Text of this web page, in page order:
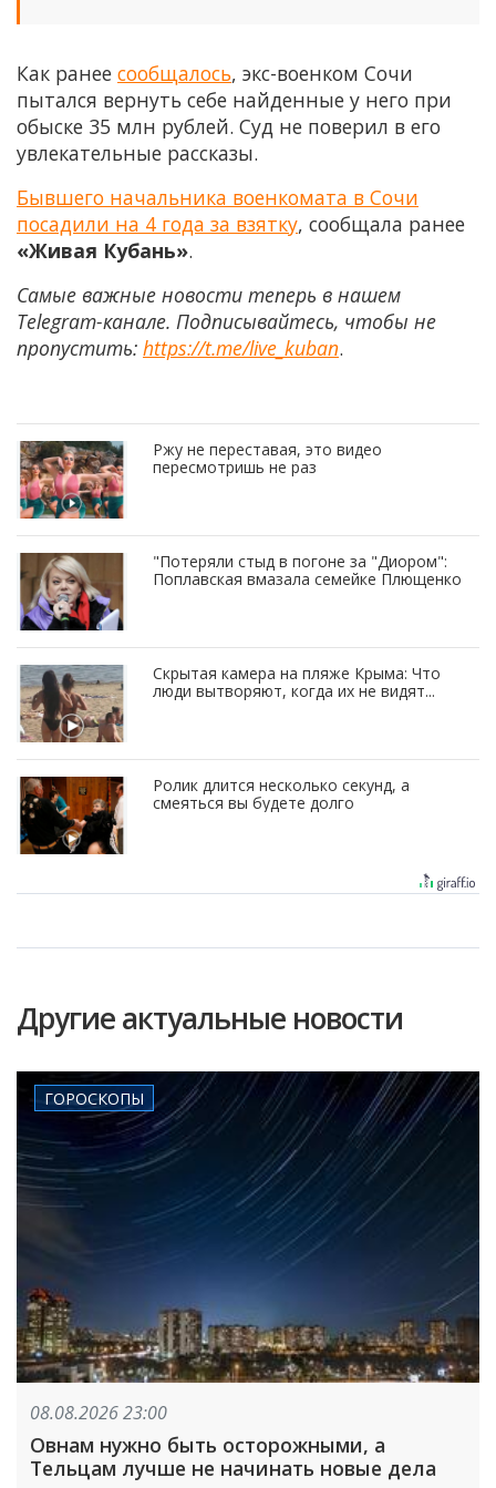
Как ранее сообщалось, экс-военком Сочи
пытался вернуть себе найденные у него при
обыске 35 млн рублей. Суд не поверил в его
увлекательные рассказы.
Бывшего начальника военкомата в Сочи
посадили на 4 года за взятку, сообщала ранее
«Живая Кубань».
Самые важные новости теперь в нашем
Telegram-канале. Подписывайтесь, чтобы не
пропустить: https://t.me/live_kuban.
Ржу не переставая, это видео
пересмотришь не раз
"Потеряли стыд в погоне за "Диором":
Поплавская вмазала семейке Плющенко
Скрытая камера на пляже Крыма: Что
люди вытворяют, когда их не видят...
Ролик длится несколько секунд, а
смеяться вы будете долго
Другие актуальные новости
ГОРОСКОПЫ
08.08.2026 23:00
Овнам нужно быть осторожными, а
Тельцам лучше не начинать новые дела